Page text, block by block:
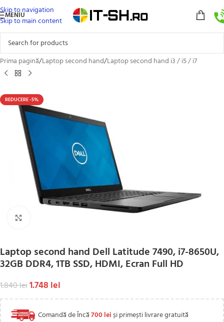
Skip to navigation
Skip to main content
MENIU
Prima pagină/Laptop second hand/Laptop second hand i3 / i5 / i7
REDUCERE -5%
Laptop second hand Dell Latitude 7490, i7-8650U,
32GB DDR4, 1TB SSD, HDMI, Ecran Full HD
1.840lei1.748 lei
Comandă de Încă700 leiși primești livrare gratuită